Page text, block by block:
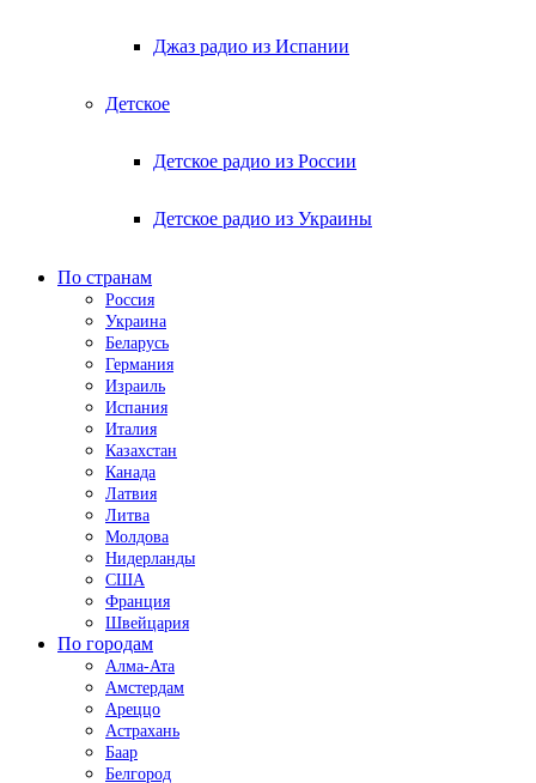
Джаз радио из Испании
Детское
Детское радио из России
Детское радио из Украины
По странам
Россия
Украина
Беларусь
Германия
Израиль
Испания
Италия
Казахстан
Канада
Латвия
Литва
Молдова
Нидерланды
США
Франция
Швейцария
По городам
Алма-Ата
Амстердам
Ареццо
Астрахань
Баар
Белгород